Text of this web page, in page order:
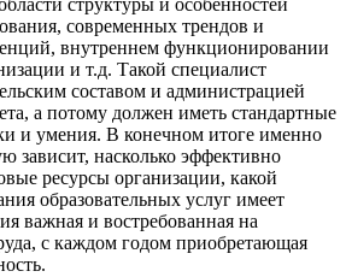
структуры и особенностей
современных трендов и
внутреннем функционировании
и т.д. Такой специалист
составом и администрацией
а потому должен иметь стандартные
и умения. В конечном итоге именно
зависит, насколько эффективно
ресурсы организации, какой
образовательных услуг имеет
важная и востребованная на
с каждом годом приобретающая